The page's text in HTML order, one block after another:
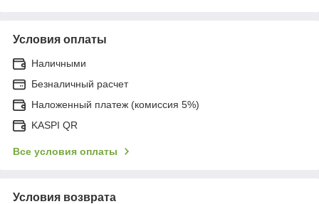
Условия оплаты
Наличными
Безналичный расчет
Наложенный платеж (комиссия 5%)
KASPI QR
Все условия оплаты
Условия возврата